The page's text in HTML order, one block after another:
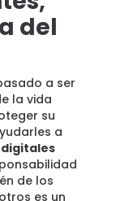
del
a ser
la vida
su
a
de los
es un